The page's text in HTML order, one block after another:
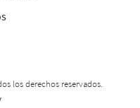
los derechos reservados.